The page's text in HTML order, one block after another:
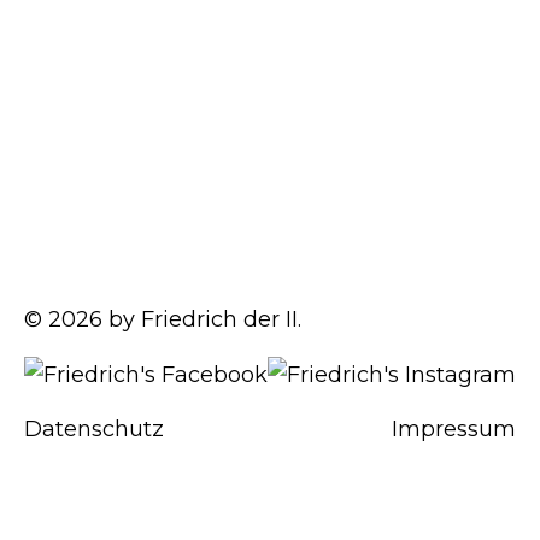
© 2026 by Friedrich der II.
Datenschutz Impressum